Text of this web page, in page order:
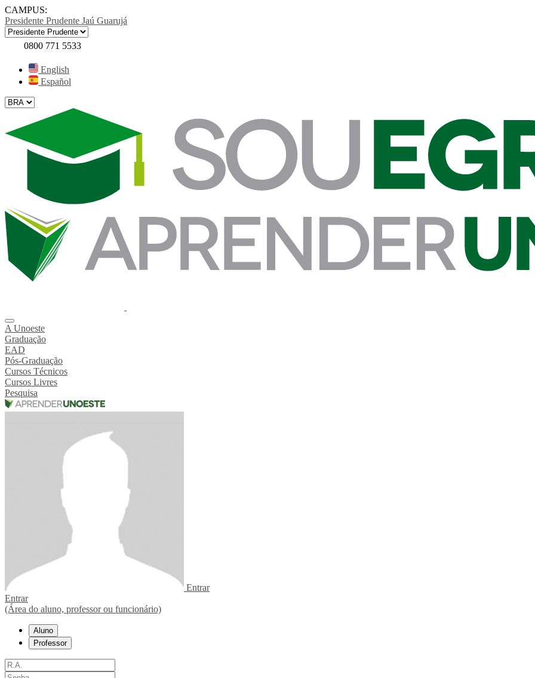
CAMPUS:
Presidente Prudente Jaú Guarujá
0800 771 5533
English
Español
A Unoeste
Graduação
EAD
Pós-Graduação
Cursos Técnicos
Cursos Livres
Pesquisa
Entrar
Entrar
(Área do aluno, professor ou funcionário)
Aluno
Professor